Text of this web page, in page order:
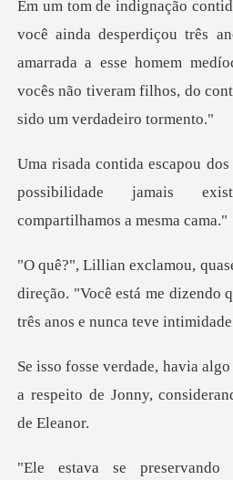
amarrada a esse homem
vocês
possibilidade jamais
direção. "Você está me dizendo
a respeito de Jonny, consi